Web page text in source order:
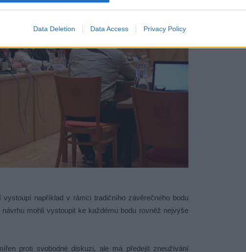
Data Deletion Data Access Privacy Policy
například v rámci tradičního závěrečného bodu
mohli vystoupit ke každému bodu rovněž nejvýše
proti svobodné diskuzi, ale má předejít zneužívání